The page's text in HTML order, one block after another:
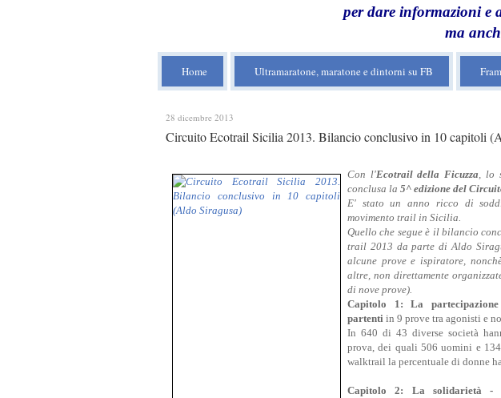
per dare informazioni e
ma
Home Ultramaratone, maratone e dintorni su FB
28 dicembre 2013
Circuito Ecotrail Sicilia 2013. Bilancio conclusivo in 10 capitoli
Con l'Ecotrail della Ficuzza, lo
conclusa la 5^ edizione del
E' stato un anno ricco di
movimento trail in Sicilia.
Quello che segue è il bilancio
trail 2013 da parte di Aldo
alcune prove e ispiratore,
altre, non direttamente
di nove prove).
Capitolo 1: La
partenti in 9 prove tra agonisti e
In 640 di 43 diverse società
prova, dei quali 506 uomini e
walktrail la percentuale di donne
Capitolo 2: La solidarietà -